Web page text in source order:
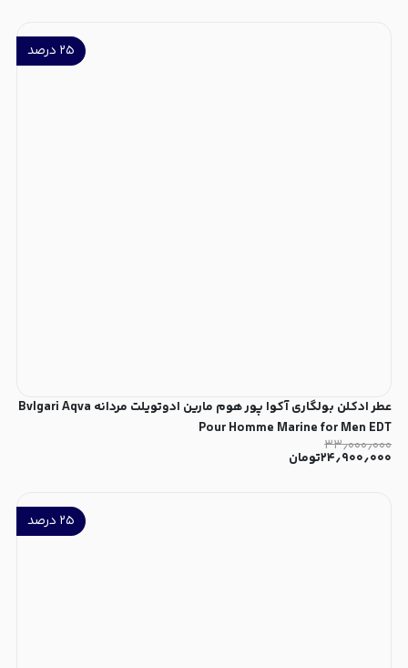
۲۵ درصد
عطر ادکلن بولگاری آکوا پور هوم مارین ادوتویلت مردانه Bvlgari Aqva
Pour Homme Marine for Men EDT
۳۳٫۰۰۰٫۰۰۰
۲۴٫۹۰۰٫۰۰۰تومان
۲۵ درصد